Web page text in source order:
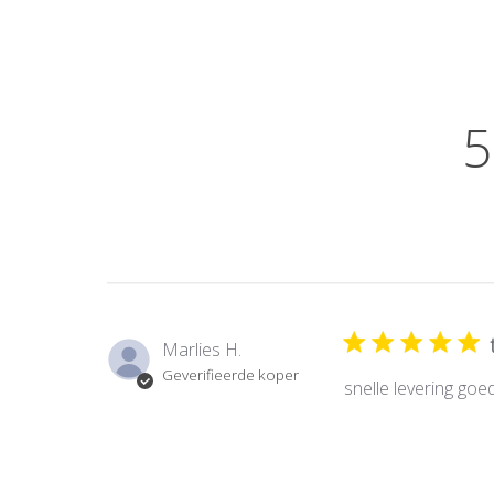
5
Marlies H.
Geverifieerde koper
snelle levering